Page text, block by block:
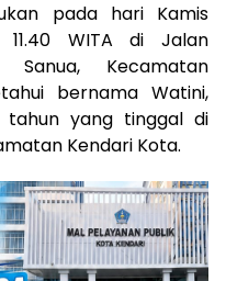
pada hari Kamis
WITA di Jalan
Sanua, Kecamatan
bernama Watini,
tahun yang tinggal di
Kendari Kota.